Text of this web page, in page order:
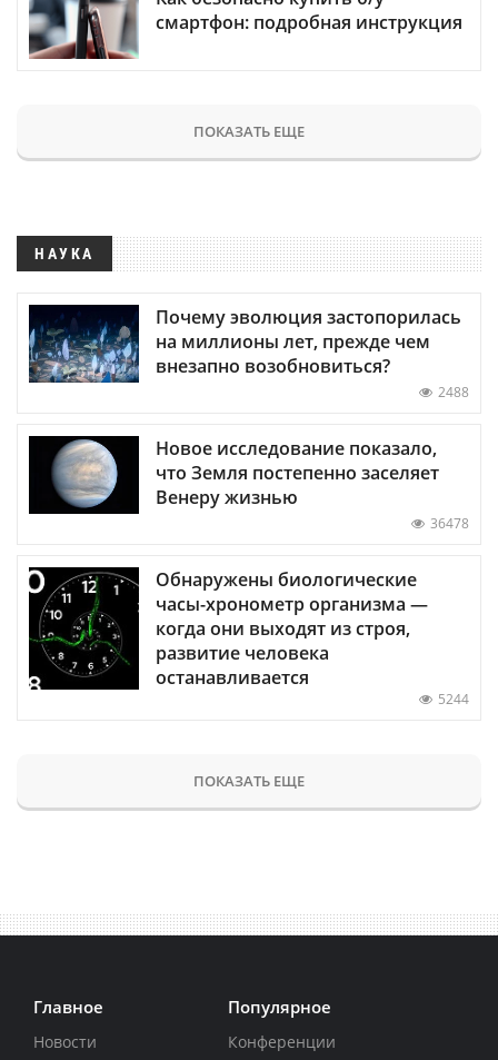
смартфон: подробная инструкция
ПОКАЗАТЬ ЕЩЕ
НАУКА
Почему эволюция застопорилась
на миллионы лет, прежде чем
внезапно возобновиться?
2488
Новое исследование показало,
что Земля постепенно заселяет
Венеру жизнью
36478
Обнаружены биологические
часы-хронометр организма —
когда они выходят из строя,
развитие человека
останавливается
5244
ПОКАЗАТЬ ЕЩЕ
Главное
Новости
Популярное
Конференции